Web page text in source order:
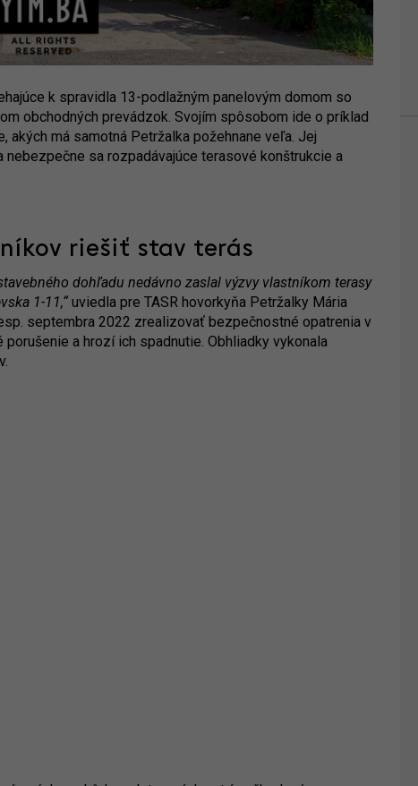
k spravidla 13-podlažným panelovým domom so
obchodných prevádzok. Svojím spôsobom ide o príklad
má samotná Petržalka požehnane veľa. Jej
sa rozpadávajúce terasové konštrukcie a
riešiť stav terás
dohľadu nedávno zaslal výzvy vlastníkom terasy
1-11,“ uviedla pre TASR hovorkyňa Petržalky Mária
septembra 2022 zrealizovať bezpečnostné opatrenia v
a hrozí ich spadnutie. Obhliadky vykonala